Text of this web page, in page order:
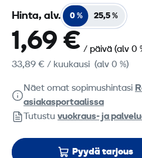
Hinta, alv. 0 % 25,5 %
1,69 € / päivä (alv 0
33,89 € / kuukausi (alv 0 %)
Näet omat sopimushintasi
asiakasportaalissa
Tutustu vuokraus- ja
Pyydä tarjous